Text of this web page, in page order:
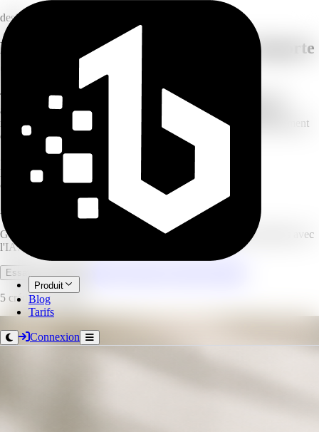
Produit
Blog
Tarifs
Connexion
design
Donnez un nouvel arrière-plan à n'importe
quelle photo produit
Téléversez une prise de vue produit et choisissez ou décrivez un
arrière-plan — surfaces texturées, dégradés abstraits, matériaux
naturels ou scènes de marque. L'IA compose le produit naturellement
dans le nouvel environnement.
HD
résolution de sortie
∞
options d'arrière-plan
Arrière-Plan Produit IA
Générez des arrière-plans personnalisés pour vos photos produits avec
l'IA.
Essayer maintenant
5 crédits par image.